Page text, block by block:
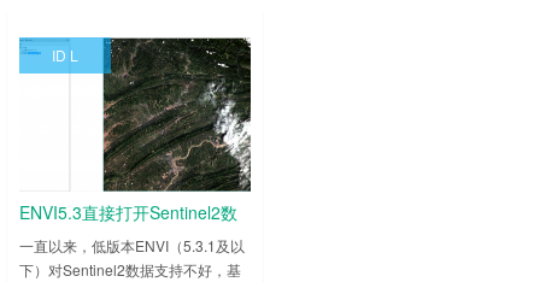
第二部分是附近水体中“水生植被”的
监测。 对比雷神山医院附近影像，
下图分别是1月20日，1月30日，2
月4日。 动态图如下： 我们把目光
ID L
ENVI5.3直接打开Sentinel2数
据
一直以来，低版本ENVI（5.3.1及以
下）对Sentinel2数据支持不好，基